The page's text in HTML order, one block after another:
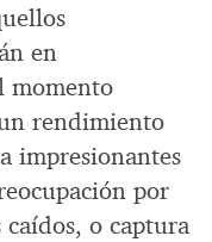
en
momento
rendimiento
impresionantes
por
o captura